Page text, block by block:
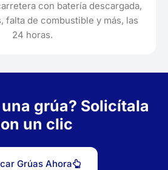
con batería descargada,
falta de combustible y más, las
24 horas.
grúa? Solicítala
un clic
Grúas Ahora